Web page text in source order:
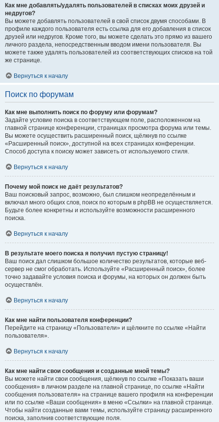
Как мне добавлять/удалять пользователей в списках моих друзей и
недругов?
Вы можете добавлять пользователей в свой список двумя способами. В
профиле каждого пользователя есть ссылка для его добавления в список
друзей или недругов. Кроме того, вы можете сделать это прямо из вашего
личного раздела, непосредственным вводом имени пользователя. Вы
можете также удалять пользователей из соответствующих списков на той
же странице.
Вернуться к началу
Поиск по форумам
Как мне выполнить поиск по форуму или форумам?
Задайте условие поиска в соответствующем поле, расположенном на
главной странице конференции, страницах просмотра форума или темы.
Вы можете осуществить расширенный поиск, щёлкнув по ссылке
«Расширенный поиск», доступной на всех страницах конференции.
Способ доступа к поиску может зависеть от используемого стиля.
Вернуться к началу
Почему мой поиск не даёт результатов?
Ваш поисковый запрос, возможно, был слишком неопределённым и
включал много общих слов, поиск по которым в phpBB не осуществляется.
Будьте более конкретны и используйте возможности расширенного
поиска.
Вернуться к началу
В результате моего поиска я получил пустую страницу!
Ваш поиск дал слишком большое количество результатов, которые веб-
сервер не смог обработать. Используйте «Расширенный поиск», более
точно задавайте условия поиска и форумы, на которых он должен быть
осуществлён.
Вернуться к началу
Как мне найти пользователя конференции?
Перейдите на страницу «Пользователи» и щёлкните по ссылке «Найти
пользователя».
Вернуться к началу
Как мне найти свои сообщения и созданные мной темы?
Вы можете найти свои сообщения, щёлкнув по ссылке «Показать ваши
сообщения» в личном разделе на главной странице, по ссылке «Найти
сообщения пользователя» на странице вашего профиля на конференции
или по ссылке «Ваши сообщения» в меню «Ссылки» на главной странице.
Чтобы найти созданные вами темы, используйте страницу расширенного
поиска, заполнив соответствующие поля.